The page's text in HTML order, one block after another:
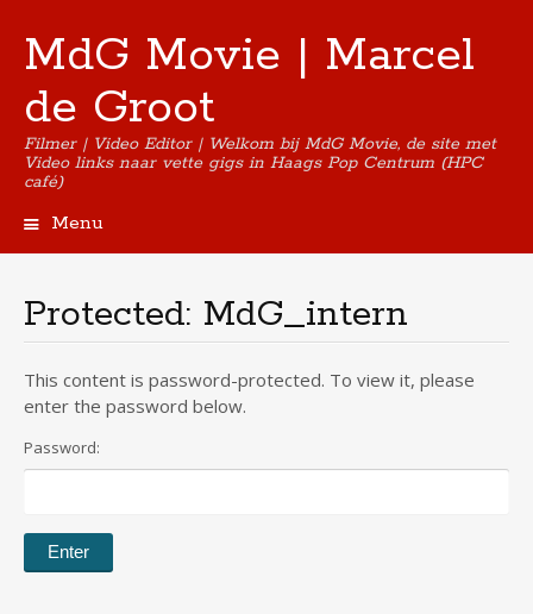
MdG Movie | Marcel
de Groot
Filmer | Video Editor | Welkom bij MdG Movie, de site met
Video links naar vette gigs in Haags Pop Centrum (HPC
café)
Menu
Protected: MdG_intern
This content is password-protected. To view it, please
enter the password below.
Password: